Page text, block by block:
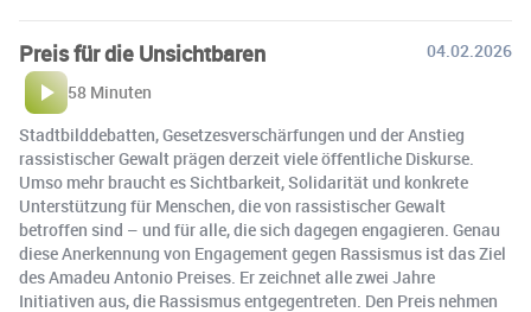
Preis für die Unsichtbaren
04.02.2026
58 Minuten
Stadtbilddebatten, Gesetzesverschärfungen und der Anstieg
rassistischer Gewalt prägen derzeit viele öffentliche Diskurse.
Umso mehr braucht es Sichtbarkeit, Solidarität und konkrete
Unterstützung für Menschen, die von rassistischer Gewalt
betroffen sind – und für alle, die sich dagegen engagieren. Genau
diese Anerkennung von Engagement gegen Rassismus ist das Ziel
des Amadeu Antonio Preises. Er zeichnet alle zwei Jahre
Initiativen aus, die Rassismus entgegentreten. Den Preis nehmen